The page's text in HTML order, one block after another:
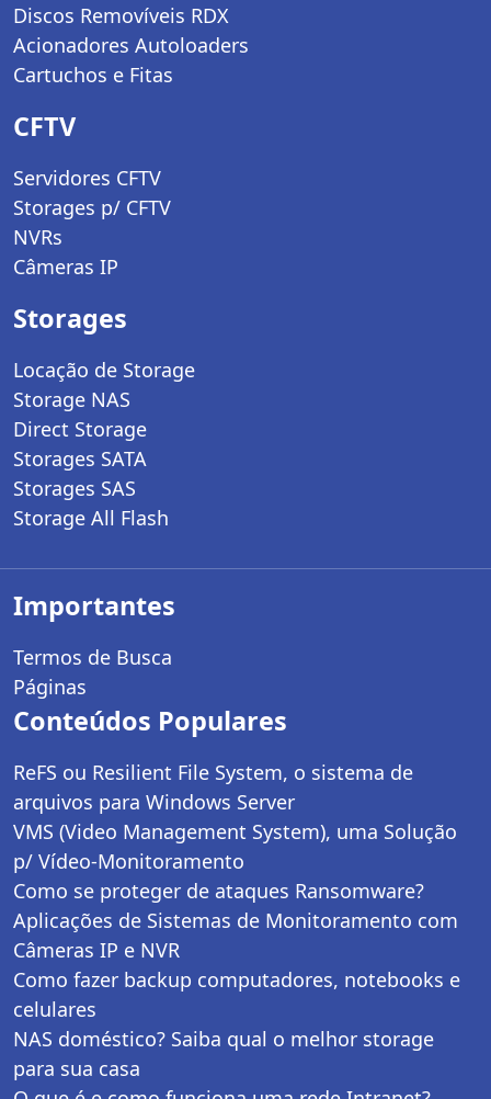
Discos Removíveis RDX
Acionadores Autoloaders
Cartuchos e Fitas
CFTV
Servidores CFTV
Storages p/ CFTV
NVRs
Câmeras IP
Storages
Locação de Storage
Storage NAS
Direct Storage
Storages SATA
Storages SAS
Storage All Flash
Importantes
Termos de Busca
Páginas
Conteúdos Populares
ReFS ou Resilient File System, o sistema de
arquivos para Windows Server
VMS (Video Management System), uma Solução
p/ Vídeo-Monitoramento
Como se proteger de ataques Ransomware?
Aplicações de Sistemas de Monitoramento com
Câmeras IP e NVR
Como fazer backup computadores, notebooks e
celulares
NAS doméstico? Saiba qual o melhor storage
para sua casa